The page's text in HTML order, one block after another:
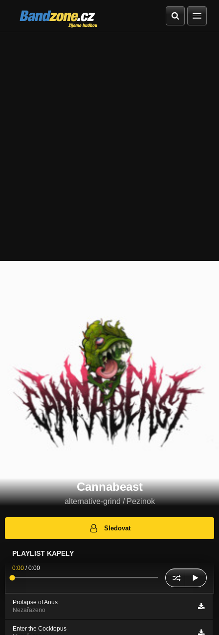
Bandzone.cz
žijeme hudbou
Cannabeast
alternative-grind / Pezinok
Sledovat
PLAYLIST KAPELY
0:00 /0:00
Prolapse of Anus
Nezařazeno
Enter the Cocktopus